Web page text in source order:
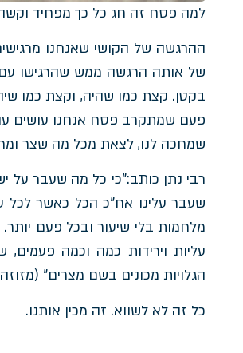
למה פסח זה חג כל כך מפחיד
ההרגשה של הקושי שאנחנו
של אותה הרגשה ממש שהרגישו עם
בקטן. קצת כמו שהיה, וקצת כמו
פעם שמתקרב פסח אנחנו עושים
שמחכה לנו, לצאת מכל מה שצר ומר
רבי נתן כותב:"כי כל מה שעבר על
שעבר עלינו אח"כ הכל כאשר לכל
מלחמות בלי שיעור ובכל פעם יותר.
עליות וירידות כמה וכמה
הגלויות מכונים בשם מצרים"
כל זה לא לשווא. זה מכין אותנו.